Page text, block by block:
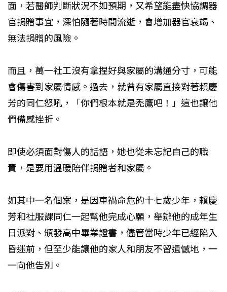
面，若醫師判斷狀況不如預期，又希望能盡快協調器
官捐贈事宜，深怕隨著時間流逝，會增加器官衰竭、
無法捐贈的風險。
而且，萬一社工沒有拿捏好與家屬的溝通分寸，可能
會傷害到家屬情感。過去，就曾有家屬直接對著賴慶
芳的同仁怒吼，「你們根本就是禿鷹吧！」這也讓他
們備感挫折。
即使必須面對傷人的話語，她也從未忘記自己的職
責，是要用溫暖陪伴捐贈者和家屬。
如其中一名個案，是因車禍命危的十七歲少年，賴慶
芳和社服課同仁一起幫他完成心願，舉辦他的成年生
日派對、頒發高中畢業證書，儘管當時少年已經陷入
昏迷前，但至少能讓他的家人和朋友不留遺憾地，一
一向他告別。